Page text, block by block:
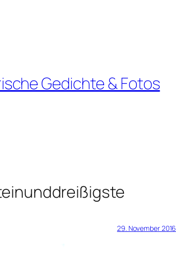
Gedichte & Fotos
29. November 2016